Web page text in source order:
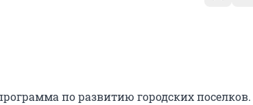
по развитию городских поселков.